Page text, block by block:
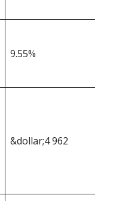
9.55%
&dollar;4 962